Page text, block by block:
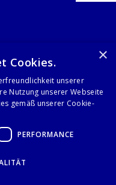
×
Cookies.
unserer
Nutzung unserer Webseite
gemäß unserer Cookie-
PERFORMANCE